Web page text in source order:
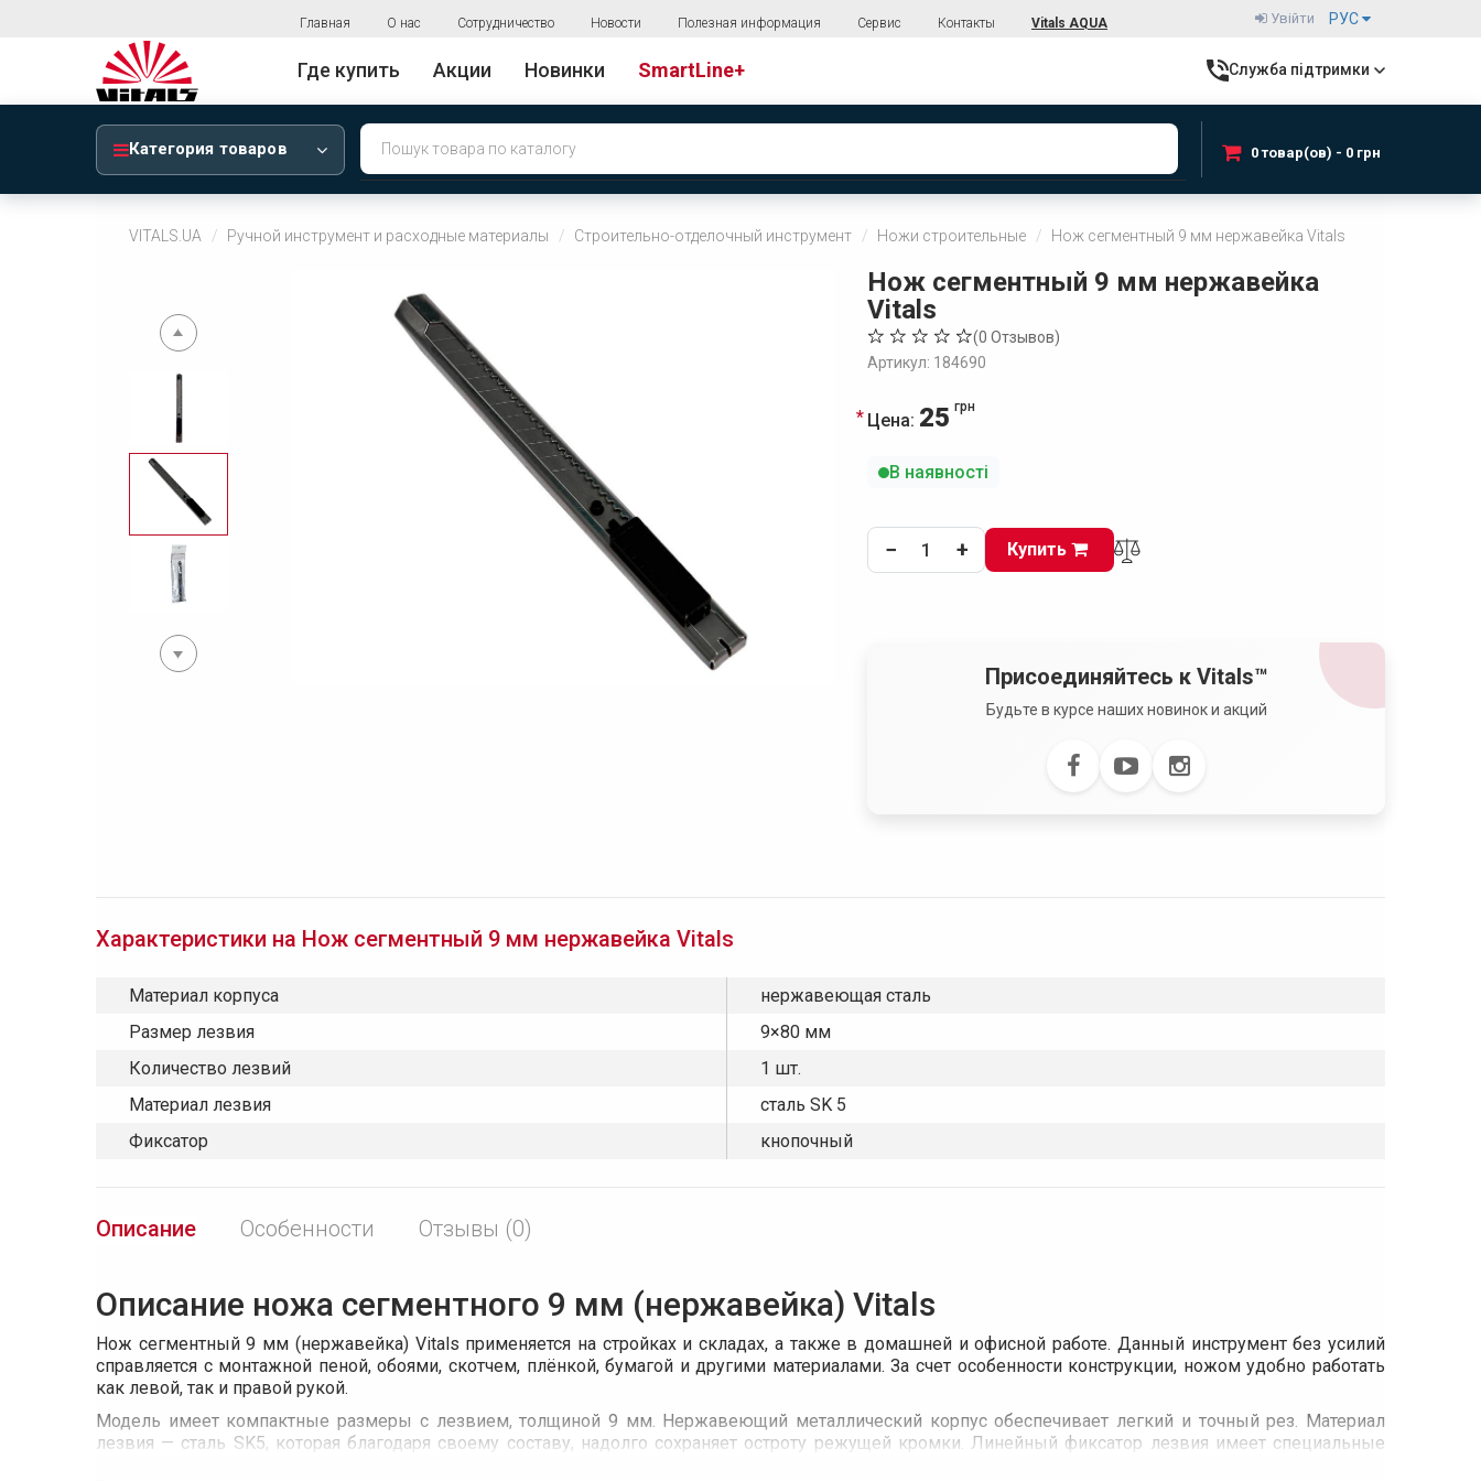
Главная О нас Сотрудничество Новости Полезная информация Сервис Контакты Vitals AQUA РУС
Увійти
Где купить Акции Новинки SmartLine+ Служба підтримки
Категория товаров 0 товар(ов) - 0 грн
VITALS.UA Ручной инструмент и расходные материалы Строительно-отделочный инструмент Ножи строительные Нож сегментный 9 мм нержавейка Vitals
Нож сегментный 9 мм нержавейка
Vitals
(0 Отзывов)
Артикул: 184690
Цена: 25 грн
В наявності
− + Купить
Присоединяйтесь к Vitals™
Будьте в курсе наших новинок и акций
Характеристики на Нож сегментный 9 мм нержавейка Vitals
Материал корпуса
нержавеющая сталь
Размер лезвия
9×80 мм
Количество лезвий
1 шт.
Материал лезвия
сталь SK 5
Фиксатор
кнопочный
Описание Особенности Отзывы (0)
Описание ножа сегментного 9 мм (нержавейка) Vitals
Нож сегментный 9 мм (нержавейка) Vitals применяется на стройках и складах, а также в домашней и офисной работе. Данный инструмент без усилий
справляется с монтажной пеной, обоями, скотчем, плёнкой, бумагой и другими материалами. За счет особенности конструкции, ножом удобно работать
как левой, так и правой рукой.
Модель имеет компактные размеры с лезвием, толщиной 9 мм. Нержавеющий металлический корпус обеспечивает легкий и точный рез. Материал
лезвия — сталь SK5, которая благодаря своему составу, надолго сохраняет остроту режущей кромки. Линейный фиксатор лезвия имеет специальные